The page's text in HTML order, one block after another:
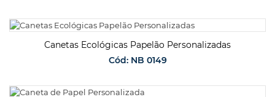
SOLICITAR ORÇAMENTO
Canetas Ecológicas Papelão Personalizadas
Cód: NB 0149